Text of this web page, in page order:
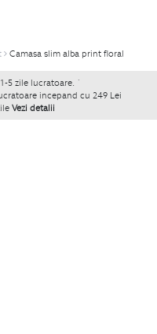
Camasa slim alba print floral
5 zile lucratoare. `
incepand cu 249 Lei
Vezi detalii